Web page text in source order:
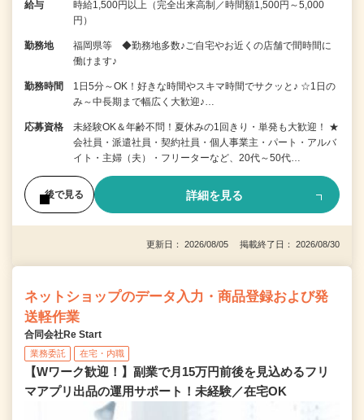
給与
時給1,500円以上（完全出来高制／時間額1,500円～5,000
円）
勤務地
福岡県等 ◆勤務地多数♪ご自宅やお近くの店舗で間時間に
働けます♪
勤務時間
1日5分～OK！好きな時間やスキマ時間でサクッと♪ ☆1日の
み～中長期まで幅広く大歓迎♪…
応募資格
未経験OK＆年齢不問！夏休みの1回きり・単発も大歓迎！ ★
会社員・派遣社員・契約社員・個人事業主・パート・アルバ
イト・主婦（夫）・フリーターなど、20代～50代…
後で見る 詳細を見る
更新日： 2026/08/05 掲載終了日： 2026/08/30
ネットショップのデータ入力・商品登録および発
送軽作業
合同会社Re Start
業務委託 在宅・内職
【Wワーク歓迎！】副業で月15万円前後を見込めるフリ
マアプリ出品の運用サポート！未経験／在宅OK